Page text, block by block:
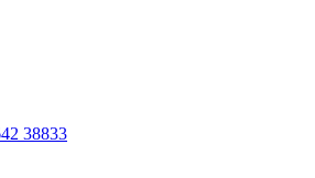
38833